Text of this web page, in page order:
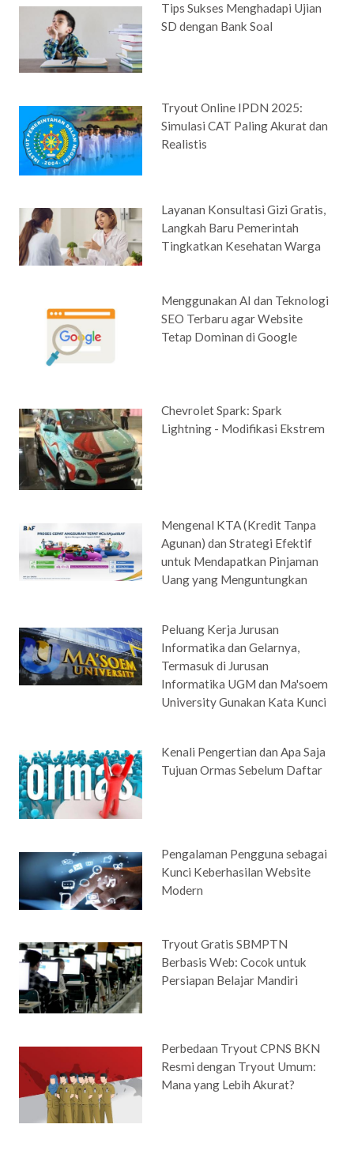
Tips Sukses Menghadapi Ujian
SD dengan Bank Soal
Tryout Online IPDN 2025:
Simulasi CAT Paling Akurat dan
Realistis
Layanan Konsultasi Gizi Gratis,
Langkah Baru Pemerintah
Tingkatkan Kesehatan Warga
Menggunakan AI dan Teknologi
SEO Terbaru agar Website
Tetap Dominan di Google
Chevrolet Spark: Spark
Lightning - Modifikasi Ekstrem
Mengenal KTA (Kredit Tanpa
Agunan) dan Strategi Efektif
untuk Mendapatkan Pinjaman
Uang yang Menguntungkan
Peluang Kerja Jurusan
Informatika dan Gelarnya,
Termasuk di Jurusan
Informatika UGM dan Ma'soem
University Gunakan Kata Kunci
Kenali Pengertian dan Apa Saja
Tujuan Ormas Sebelum Daftar
Pengalaman Pengguna sebagai
Kunci Keberhasilan Website
Modern
Tryout Gratis SBMPTN
Berbasis Web: Cocok untuk
Persiapan Belajar Mandiri
Perbedaan Tryout CPNS BKN
Resmi dengan Tryout Umum:
Mana yang Lebih Akurat?